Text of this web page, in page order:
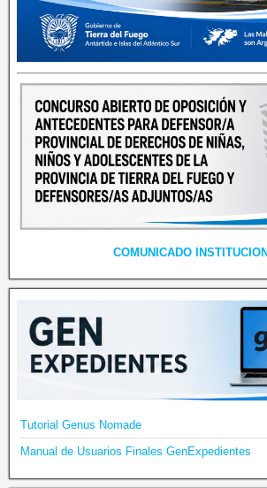
COMUNICADO
Tutorial Genus Nomade
Manual de Usuarios Finales GenExpedientes